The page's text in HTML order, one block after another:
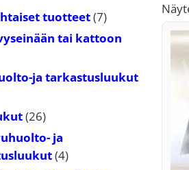
tuotteet 77
tuotetta
tai kattoon
ja tarkastusluukut
2626
tuotetta
ja
44